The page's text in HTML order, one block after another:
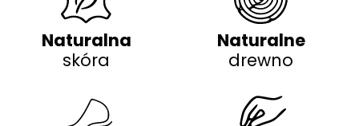
Naturalna
skóra
Naturalne
drewno